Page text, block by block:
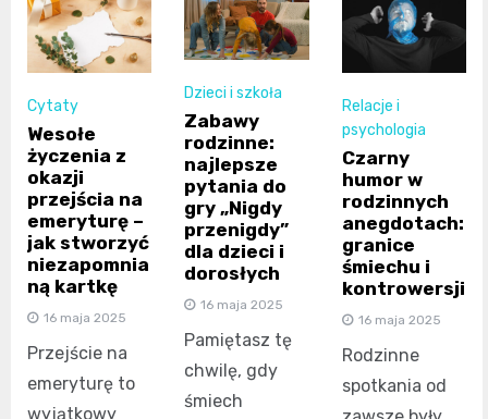
Cytaty
Wesołe
życzenia z
okazji
przejścia na
emeryturę –
jak stworzyć
niezapomnia
ną kartkę
16 maja 2025
Przejście na
emeryturę to
wyjątkowy
Dzieci i szkoła
Zabawy
rodzinne:
najlepsze
pytania do
gry „Nigdy
przenigdy”
dla dzieci i
dorosłych
16 maja 2025
Pamiętasz tę
chwilę, gdy
śmiech
Relacje i
psychologia
Czarny
humor w
rodzinnych
anegdotach:
granice
śmiechu i
kontrowersji
16 maja 2025
Rodzinne
spotkania od